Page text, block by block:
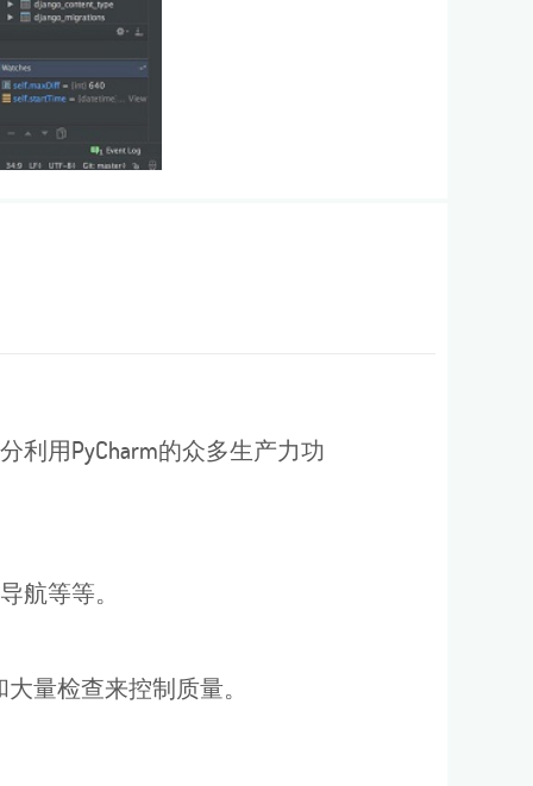
用PyCharm的众多生产力功
等等。
量检查来控制质量。